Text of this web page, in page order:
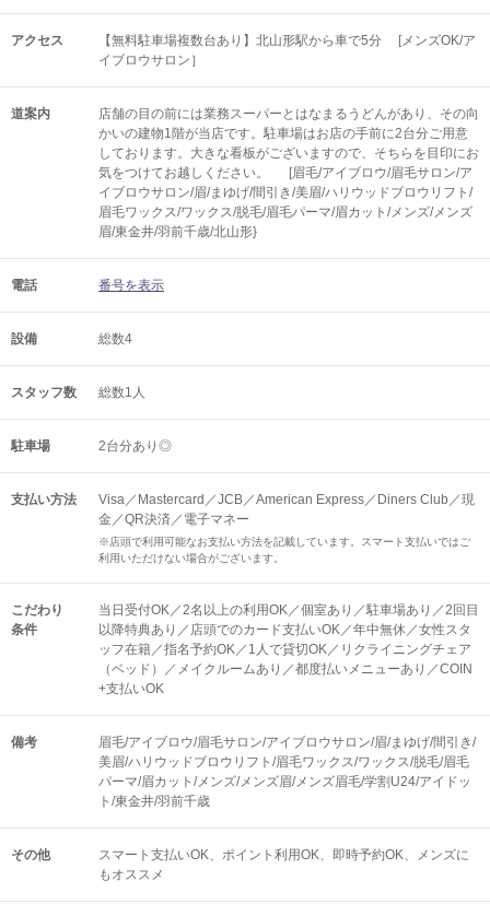
アクセス
【無料駐車場複数台あり】北山形駅から車で5分 [メンズOK/ア
イブロウサロン］
道案内
店舗の目の前には業務スーパーとはなまるうどんがあり、その向
かいの建物1階が当店です。駐車場はお店の手前に2台分ご用意
しております。大きな看板がございますので、そちらを目印にお
気をつけてお越しください。 [眉毛/アイブロウ/眉毛サロン/ア
イブロウサロン/眉/まゆげ/間引き/美眉/ハリウッドブロウリフト/
眉毛ワックス/ワックス/脱毛/眉毛パーマ/眉カット/メンズ/メンズ
眉/東金井/羽前千歳/北山形}
電話 番号を表示
設備 総数4
スタッフ数 総数1人
駐車場 2台分あり◎
支払い方法
Visa／Mastercard／JCB／American Express／Diners Club／現
金／QR決済／電子マネー
※店頭で利用可能なお支払い方法を記載しています。スマート支払いではご
利用いただけない場合がございます。
こだわり
条件
当日受付OK／2名以上の利用OK／個室あり／駐車場あり／2回目
以降特典あり／店頭でのカード支払いOK／年中無休／女性スタ
ッフ在籍／指名予約OK／1人で貸切OK／リクライニングチェア
（ベッド）／メイクルームあり／都度払いメニューあり／COIN
+支払いOK
備考
眉毛/アイブロウ/眉毛サロン/アイブロウサロン/眉/まゆげ/間引き/
美眉/ハリウッドブロウリフト/眉毛ワックス/ワックス/脱毛/眉毛
パーマ/眉カット/メンズ/メンズ眉/メンズ眉毛/学割U24/アイドッ
ト/東金井/羽前千歳
その他 スマート支払いOK ポイント利用OK 即時予約OK
メンズに
もオススメ